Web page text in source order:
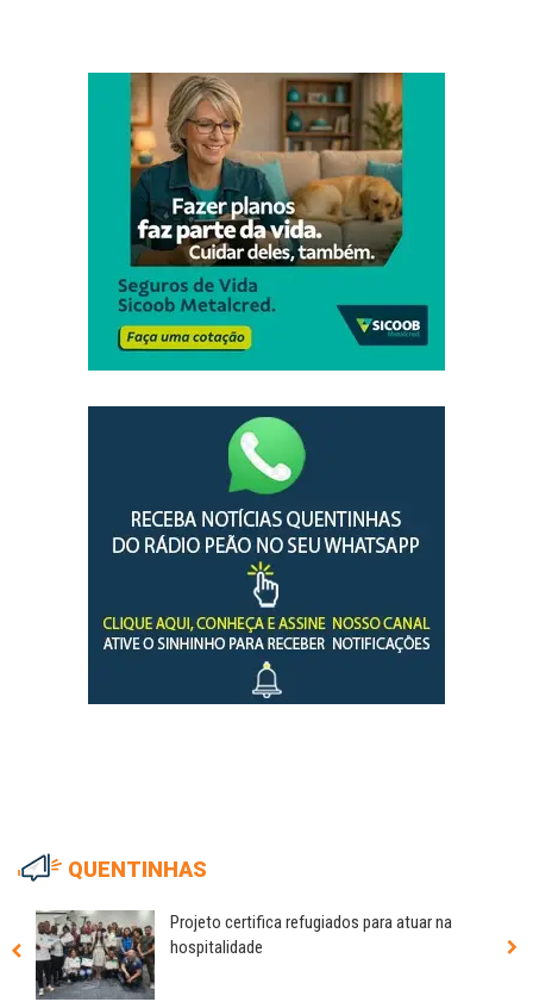
QUENTINHAS
Projeto certifica refugiados para atuar na
hospitalidade